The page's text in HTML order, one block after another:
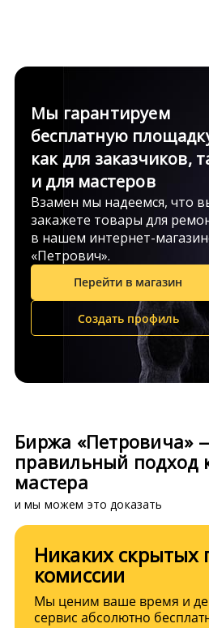
Мы гарантируем
бесплатную
как для заказчиков,
и для мастеров
Взамен мы надеемся, что
закажете товары для
в нашем интернет-
«Петрович».
Перейти в магазин
Создать профиль
Биржа «Петровича»
правильный подход
мастера
и мы можем это доказать
Никаких скрытых
комиссии
Мы ценим ваше время и
сервис абсолютно